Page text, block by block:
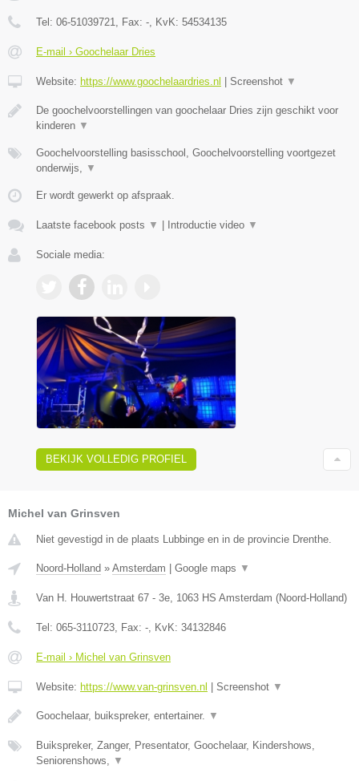
Tel: 06-51039721, Fax: -, KvK: 54534135
E-mail › Goochelaar Dries
Website: https://www.goochelaardries.nl Screenshot ▼
De goochelvoorstellingen van goochelaar Dries zijn geschikt voor
kinderen ▼
Goochelvoorstelling basisschool, Goochelvoorstelling voortgezet
onderwijs, ▼
Er wordt gewerkt op afspraak.
Laatste facebook posts ▼ Introductie video ▼
Sociale media:
BEKIJK VOLLEDIG PROFIEL
Michel van Grinsven
Niet gevestigd in de plaats Lubbinge en in de provincie Drenthe.
Noord-Holland » Amsterdam Google maps ▼
Van H. Houwertstraat 67 - 3e, 1063 HS Amsterdam (Noord-Holland)
Tel: 065-3110723, Fax: -, KvK: 34132846
E-mail › Michel van Grinsven
Website: https://www.van-grinsven.nl Screenshot ▼
Goochelaar, buikspreker, entertainer. ▼
Buikspreker, Zanger, Presentator, Goochelaar, Kindershows,
Seniorenshows, ▼